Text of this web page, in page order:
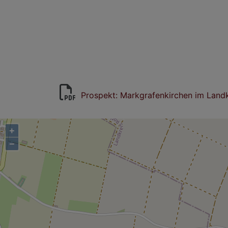
Prospekt: Markgrafenkirchen im
+
−